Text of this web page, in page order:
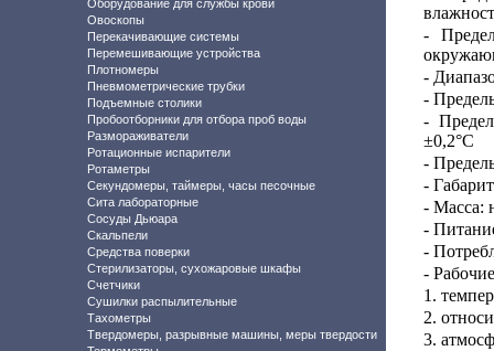
Оборудование для службы крови
Овоскопы
Перекачивающие системы
Перемешивающие устройства
Плотномеры
Пневмометрические трубки
Подъемные столики
Пробоотборники для отбора проб воды
Размораживатели
Ротационные испарители
Ротаметры
Секундомеры, таймеры, часы песочные
Сита лабораторные
Сосуды Дьюара
Скальпели
Средства поверки
Стерилизаторы, сухожаровые шкафы
Счетчики
Сушилки распылительные
Тахометры
Твердомеры, разрывные машины, меры твердости
-
-
-
-
±0,2°С
-
-
- Масса:
-
-
-
1.
2.
3.